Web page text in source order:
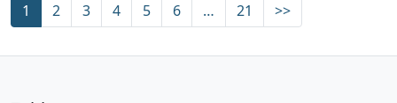
1 2 3 4 5 6 … 21 >>